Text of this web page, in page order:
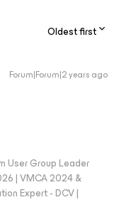
Oldest first
Forum|Forum|2 years ago
User Group Leader
| VMCA 2024 &
Expert - DCV |